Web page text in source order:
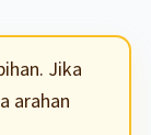
Jika
arahan